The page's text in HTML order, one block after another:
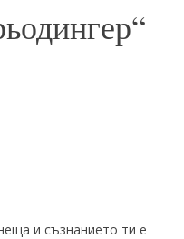
и съзнанието ти е